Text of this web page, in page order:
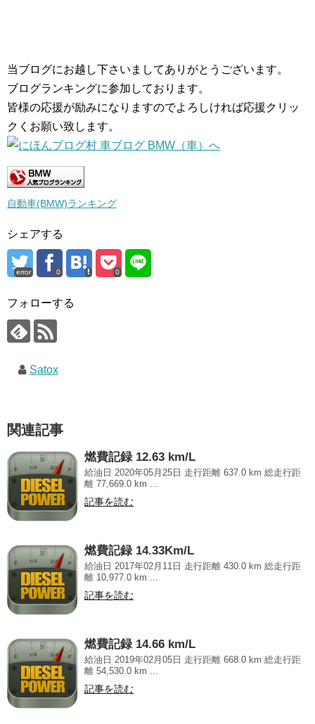
当ブログにお越し下さいましてありがとうございます。
ブログランキングに参加しております。
皆様の応援が励みになりますのでよろしければ応援クリッ
クくお願い致します。
自動車(BMW)ランキング
シェアする
error 0 0
フォローする
Satox
関連記事
燃費記録 12.63 km/L
給油日 2020年05月25日 走行距離 637.0 km 総走行距
離 77,669.0 km ...
記事を読む
燃費記録 14.33Km/L
給油日 2017年02月11日 走行距離 430.0 km 総走行距
離 10,977.0 km ...
記事を読む
燃費記録 14.66 km/L
給油日 2019年02月05日 走行距離 668.0 km 総走行距
離 54,530.0 km ...
記事を読む